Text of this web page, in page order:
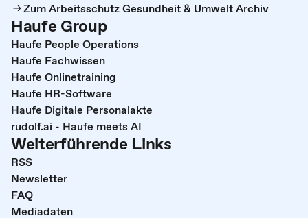
Zum Arbeitsschutz Gesundheit & Umwelt Archiv
Haufe Group
Haufe People Operations
Haufe Fachwissen
Haufe Onlinetraining
Haufe HR-Software
Haufe Digitale Personalakte
rudolf.ai - Haufe meets AI
Weiterführende Links
RSS
Newsletter
FAQ
Mediadaten